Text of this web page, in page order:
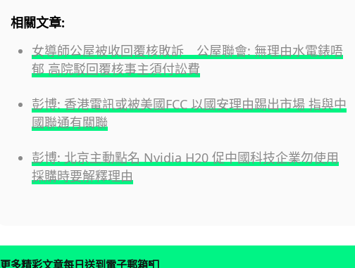
相關文章:
女導師公屋被收回覆核敗訴 公屋聯會: 無理由水電錶唔
郁 高院駁回覆核事主須付訟費
彭博: 香港電訊或被美國FCC 以國安理由踢出市場 指與中
國聯通有關聯
彭博: 北京主動點名 Nvidia H20 促中國科技企業勿使用
採購時要解釋理由
更多精彩文章每日送到電子郵箱📮